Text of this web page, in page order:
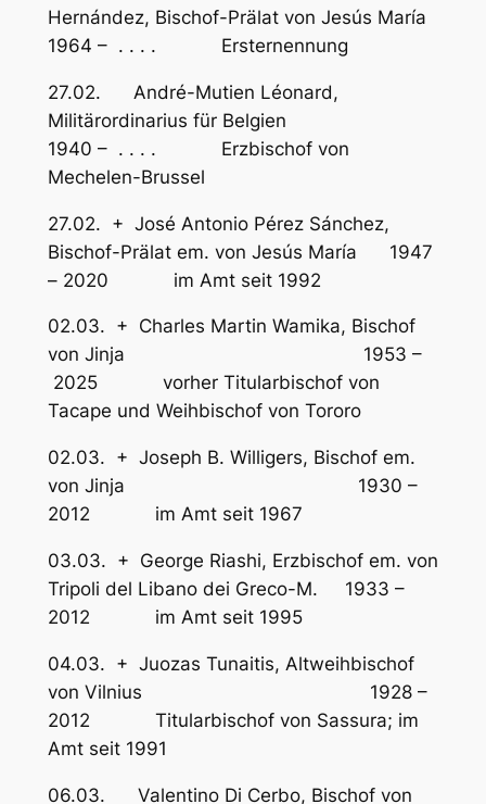
Hernández, Bischof-Prälat von Jesús María
1964 – . . . . Ersternennung
27.02. André-Mutien Léonard,
Militärordinarius für Belgien
1940 – . . . . Erzbischof von
Mechelen-Brussel
27.02. + José Antonio Pérez Sánchez,
Bischof-Prälat em. von Jesús María 1947
– 2020 im Amt seit 1992
02.03. + Charles Martin Wamika, Bischof
von Jinja 1953 –
2025 vorher Titularbischof von
Tacape und Weihbischof von Tororo
02.03. + Joseph B. Willigers, Bischof em.
von Jinja 1930 –
2012 im Amt seit 1967
03.03. + George Riashi, Erzbischof em. von
Tripoli del Libano dei Greco-M. 1933 –
2012 im Amt seit 1995
04.03. + Juozas Tunaitis, Altweihbischof
von Vilnius 1928 –
2012 Titularbischof von Sassura; im
Amt seit 1991
06.03. Valentino Di Cerbo, Bischof von